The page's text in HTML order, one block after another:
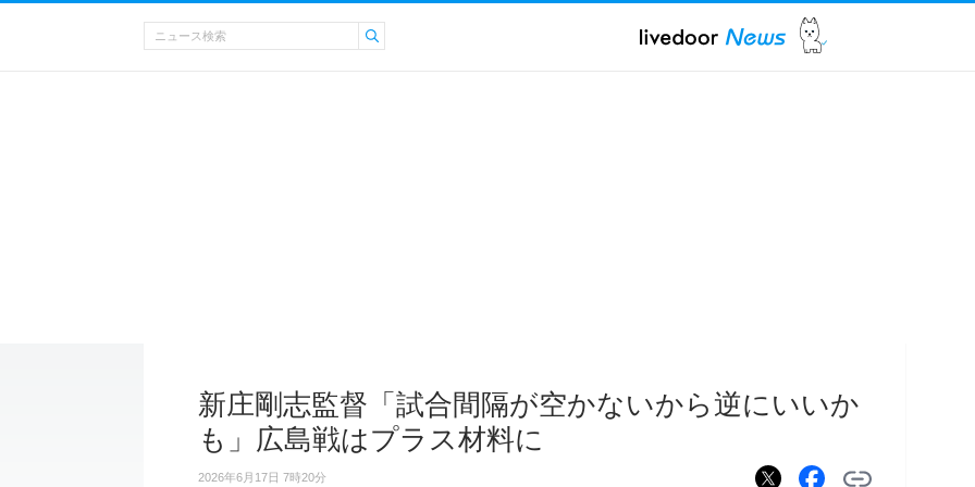
新庄剛志監督「試合間隔が空かないから逆にいいか
も」広島戦はプラス材料に
2026年6月17日 7時20分